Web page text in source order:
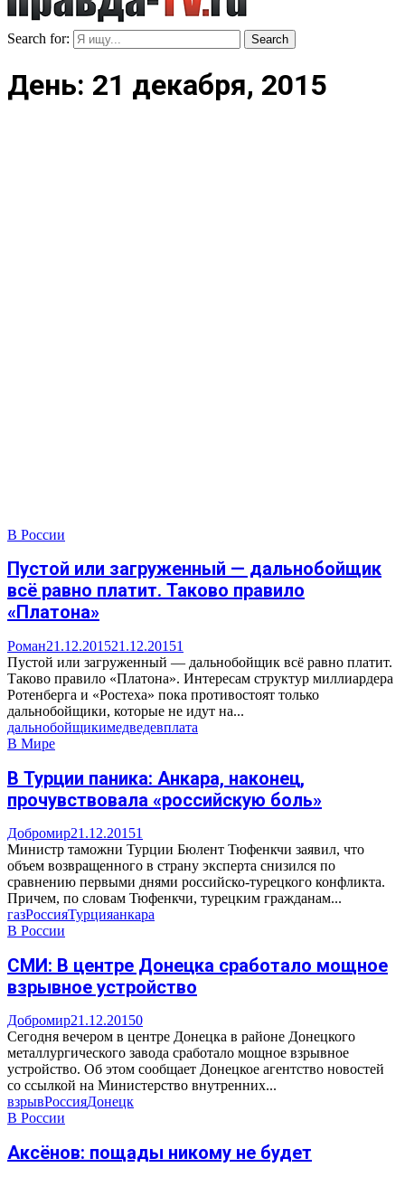
Search for: Search
День: 21 декабря, 2015
В России
Пустой или загруженный — дальнобойщик
всё равно платит. Таково правило
«Платона»
Роман21.12.201521.12.20151
Пустой или загруженный — дальнобойщик всё равно платит.
Таково правило «Платона». Интересам структур миллиардера
Ротенберга и «Ростеха» пока противостоят только
дальнобойщики, которые не идут на...
дальнобойщикимедведевплата
В Мире
В Турции паника: Анкара, наконец,
прочувствовала «российскую боль»
Добромир21.12.20151
Министр таможни Турции Бюлент Тюфенкчи заявил, что
объем возвращенного в страну эксперта снизился по
сравнению первыми днями российско-турецкого конфликта.
Причем, по словам Тюфенкчи, турецким гражданам...
газРоссияТурцияанкара
В России
СМИ: В центре Донецка сработало мощное
взрывное устройство
Добромир21.12.20150
Сегодня вечером в центре Донецка в районе Донецкого
металлургического завода сработало мощное взрывное
устройство. Об этом сообщает Донецкое агентство новостей
со ссылкой на Министерство внутренних...
взрывРоссияДонецк
В России
Аксёнов: пощады никому не будет